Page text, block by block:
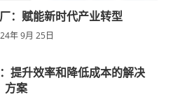
：赋能新时代产业转型
年 9月 25日
提升效率和降低成本的解决
方案